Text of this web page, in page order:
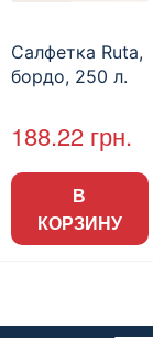
Салфетка Ruta,
бордо, 250 л.
188.22 грн.
В
КОРЗИНУ